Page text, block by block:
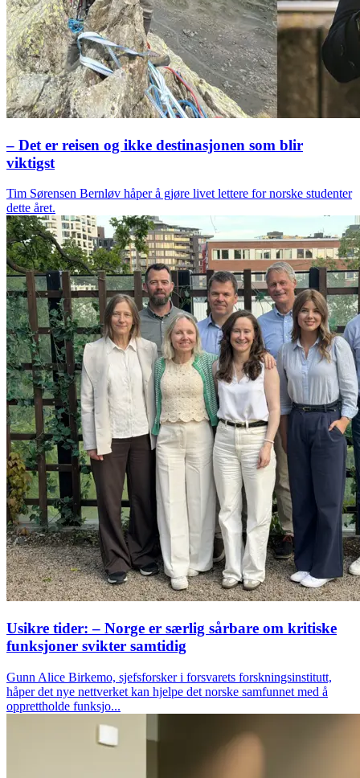
– Det er reisen og ikke destinasjonen som blir
viktigst
Tim Sørensen Bernløv håper å gjøre livet lettere for norske studenter
dette året.
Usikre tider: – Norge er særlig sårbare om kritiske
funksjoner svikter samtidig
Gunn Alice Birkemo, sjefsforsker i forsvarets forskningsinstitutt,
håper det nye nettverket kan hjelpe det norske samfunnet med å
opprettholde funksjo...